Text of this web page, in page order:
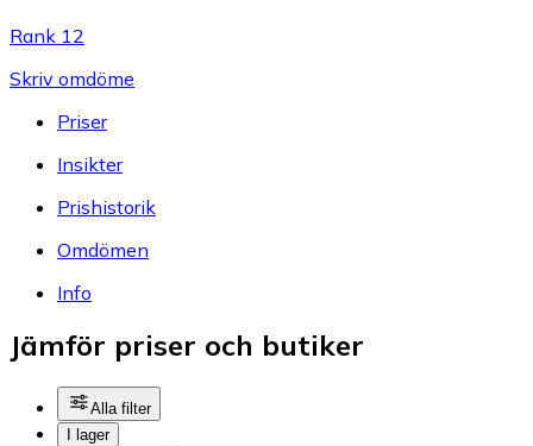
Rank 12
Skriv omdöme
Priser
Insikter
Prishistorik
Omdömen
Info
Jämför priser och butiker
Alla filter
I lager